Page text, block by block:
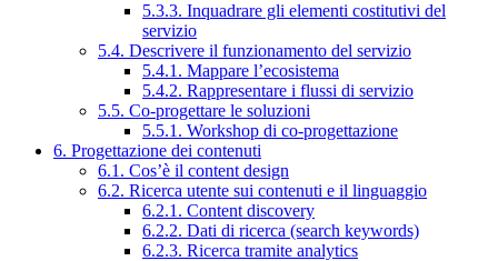
5.3.3. Inquadrare gli elementi costitutivi del
servizio
5.4. Descrivere il funzionamento del servizio
5.4.1. Mappare l’ecosistema
5.4.2. Rappresentare i flussi di servizio
5.5. Co-progettare le soluzioni
5.5.1. Workshop di co-progettazione
6. Progettazione dei contenuti
6.1. Cos’è il content design
6.2. Ricerca utente sui contenuti e il linguaggio
6.2.1. Content discovery
6.2.2. Dati di ricerca (search keywords)
6.2.3. Ricerca tramite analytics